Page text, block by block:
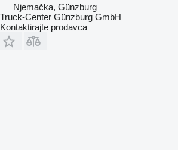
Njemačka, Günzburg
Truck-Center Günzburg GmbH
Kontaktirajte prodavca